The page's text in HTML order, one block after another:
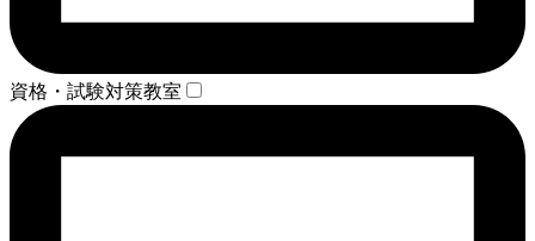
資格・試験対策教室